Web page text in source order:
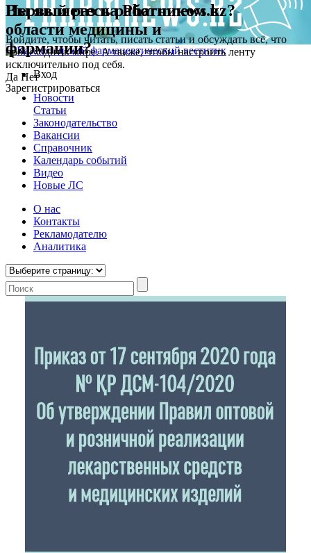
Первый раз на Pharmnews.kz?
Войдите, чтобы читать, писать статьи и обсуждать всё, что
происходит в мире. А также, чтобы настроить ленту
исключительно под себя.
Зарегистрироваться
Вы являетесь работником в
области медицины и
фармации?
Да НетВход
Новости
Статьи
Законодательство
Вакансии
Справочник
Календарь событий
Видео
Новые ЛС
О нас
Контакты
Рекламодателю
Аналитика